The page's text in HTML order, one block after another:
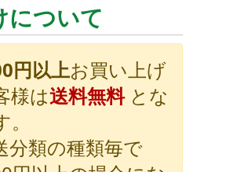
について
円以上お買い上げ
様は送料無料とな
分類の種類毎で